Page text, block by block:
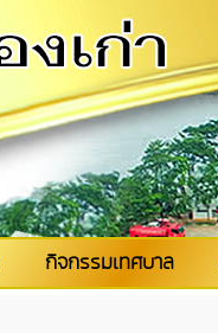
กิจกรรมเทศบาล